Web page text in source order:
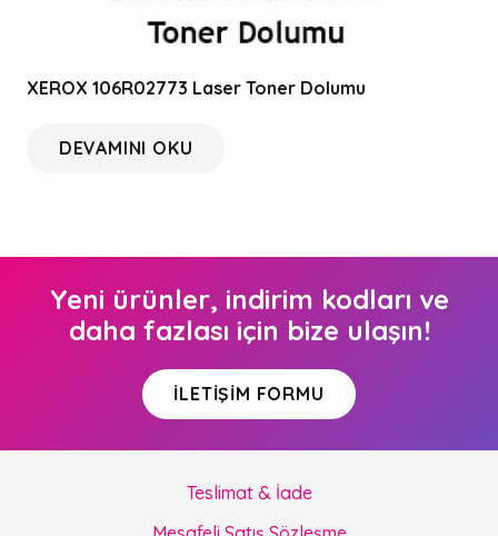
XEROX 106R02773 Laser Toner Dolumu
DEVAMINI OKU
Yeni ürünler, indirim kodları ve
daha fazlası için bize ulaşın!
İLETIŞIM FORMU
Teslimat & İade